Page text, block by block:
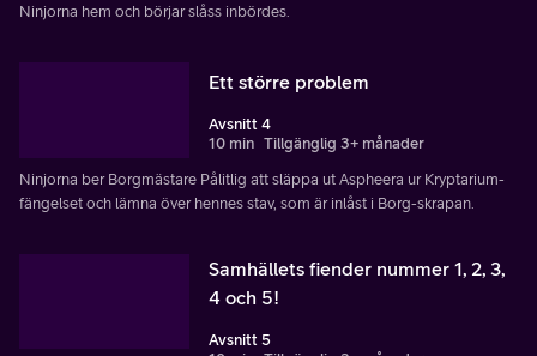
Ninjorna hem och börjar slåss inbördes.
Ett större problem
Avsnitt 4
10 min Tillgänglig 3+ månader
Ninjorna ber Borgmästare Pålitlig att släppa ut Aspheera ur Kryptarium-
fängelset och lämna över hennes stav, som är inlåst i Borg-skrapan.
Samhällets fiender nummer 1, 2, 3,
4 och 5!
Avsnitt 5